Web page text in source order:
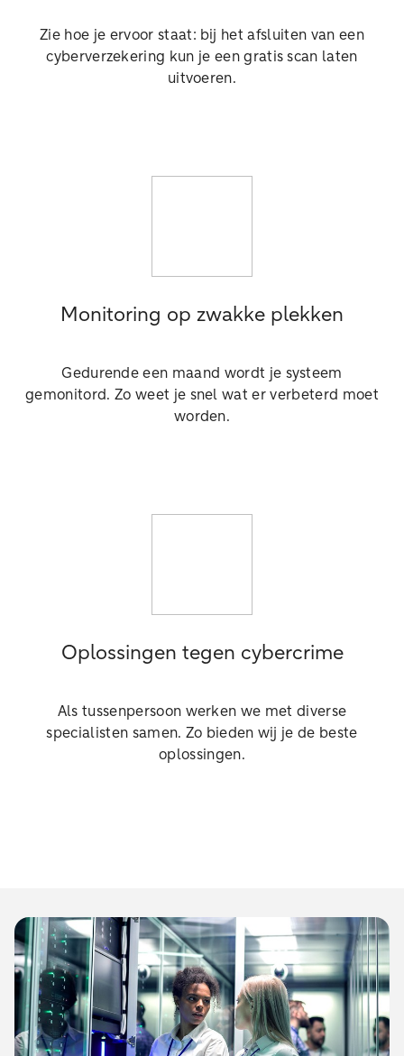
Zie hoe je ervoor staat: bij het afsluiten van een
cyberverzekering kun je een gratis scan laten
uitvoeren.
Monitoring op zwakke plekken
Gedurende een maand wordt je systeem
gemonitord. Zo weet je snel wat er verbeterd moet
worden.
Oplossingen tegen cybercrime
Als tussenpersoon werken we met diverse
specialisten samen. Zo bieden wij je de beste
oplossingen.